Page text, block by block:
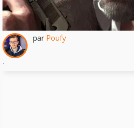
par Poufy
.